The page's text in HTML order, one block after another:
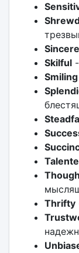
Sincere
Skilful-
Smiling
Thrifty